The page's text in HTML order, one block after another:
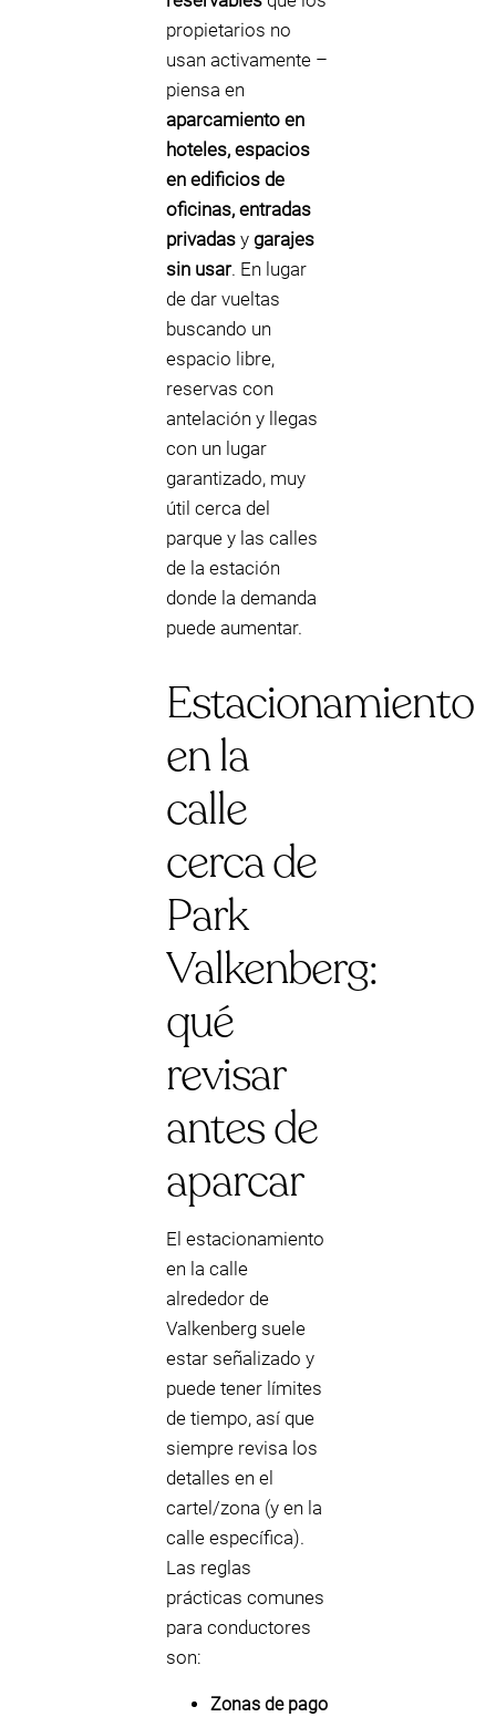
propietarios no
usan activamente –
piensa en
aparcamiento en
hoteles, espacios
en edificios de
oficinas, entradas
privadas y garajes
sin usar. En lugar
de dar vueltas
buscando un
espacio libre,
reservas con
antelación y llegas
con un lugar
garantizado, muy
útil cerca del
parque y las calles
de la estación
donde la demanda
puede aumentar.
Estacionamiento
en la
calle
cerca de
Park
Valkenberg:
qué
revisar
antes de
aparcar
El estacionamiento
en la calle
alrededor de
Valkenberg suele
estar señalizado y
puede tener límites
de tiempo, así que
siempre revisa los
detalles en el
cartel/zona (y en la
calle específica).
Las reglas
prácticas comunes
para conductores
son:
Zonas de pago